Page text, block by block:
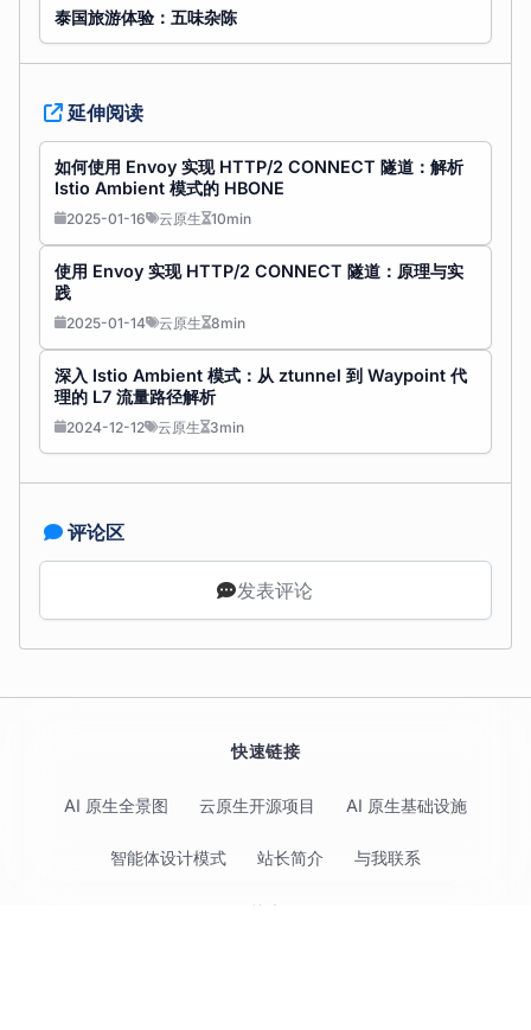
泰国旅游体验：五味杂陈
延伸阅读
如何使用 Envoy 实现 HTTP/2 CONNECT 隧道：解析
Istio Ambient 模式的 HBONE
2025-01-16 云原生 10min
使用 Envoy 实现 HTTP/2 CONNECT 隧道：原理与实
践
2025-01-14 云原生 8min
深入 Istio Ambient 模式：从 ztunnel 到 Waypoint 代
理的 L7 流量路径解析
2024-12-12 云原生 3min
评论区
发表评论
快速链接
AI 原生全景图 云原生开源项目 AI 原生基础设施
智能体设计模式 站长简介 与我联系